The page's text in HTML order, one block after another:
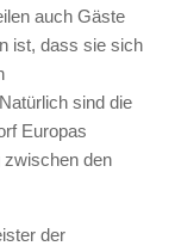
auch Gäste
ist, dass sie sich
sind die
Europas
den
der